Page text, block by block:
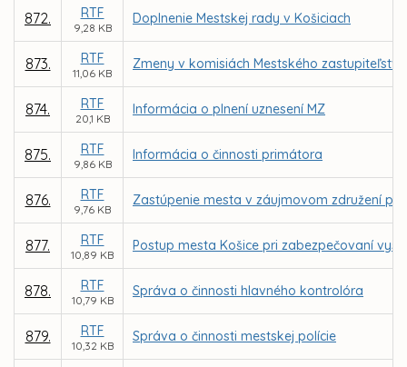
872. RTF
9,28 KB
Doplnenie Mestskej rady v Košiciach
873. RTF
11,06 KB
Zmeny v komisiách Mestského
874. RTF
20,1 KB
Informácia o plnení uznesení MZ
875. RTF
9,86 KB
Informácia o činnosti primátora
876. RTF
9,76 KB
Zastúpenie mesta v záujmovom združení
877. RTF
10,89 KB
Postup mesta Košice pri zabezpečovaní
878. RTF
10,79 KB
Správa o činnosti hlavného kontrolóra
879. RTF
10,32 KB
Správa o činnosti mestskej polície